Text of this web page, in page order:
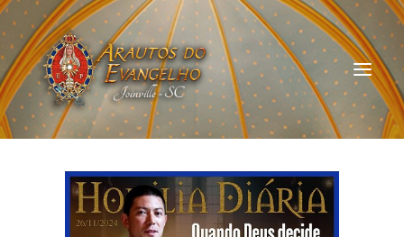
HOME
QUEM SOMOS